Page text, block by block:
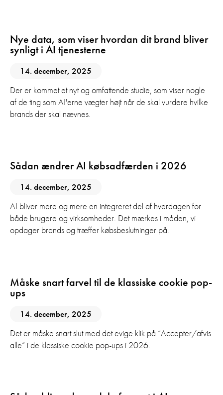
Nye data, som viser hvordan dit brand bliver
synligt i AI tjenesterne
14. december, 2025
Der er kommet et nyt og omfattende studie, som viser nogle
af de ting som AI'erne vægter højt når de skal vurdere hvilke
brands der skal nævnes.
Sådan ændrer AI købsadfærden i 2026
14. december, 2025
AI bliver mere og mere en integreret del af hverdagen for
både brugere og virksomheder. Det mærkes i måden, vi
opdager brands og træffer købsbeslutninger på.
Måske snart farvel til de klassiske cookie pop-
ups
14. december, 2025
Det er måske snart slut med det evige klik på “Accepter/afvis
alle” i de klassiske cookie pop-ups i 2026.